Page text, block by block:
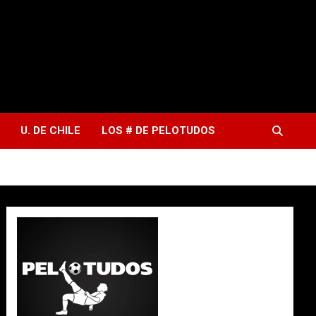
U. DE CHILE LOS # DE PELOTUDOS